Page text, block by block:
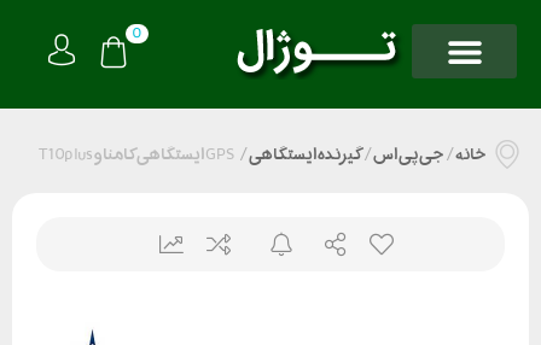
0
خانه/جی پی اس/گیرنده ایستگاهی/ GPS ایستگاهی کامناو T10plus